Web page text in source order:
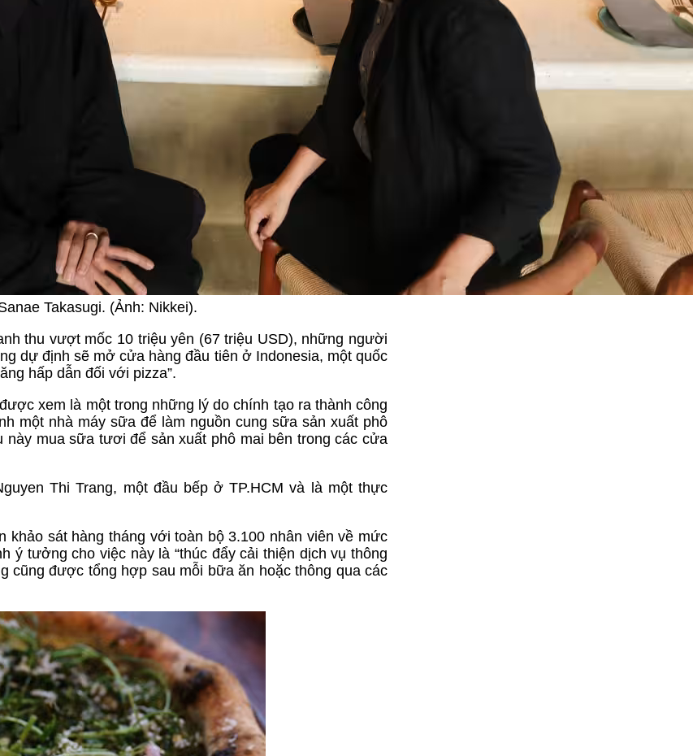
Takasugi. (Ảnh: Nikkei).
thu vượt mốc 10 triệu yên (67 triệu USD), những người
dự định sẽ mở cửa hàng đầu tiên ở Indonesia, một quốc
hấp dẫn đối với pizza”.
xem là một trong những lý do chính tạo ra thành công
một nhà máy sữa để làm nguồn cung sữa sản xuất phô
mua sữa tươi để sản xuất phô mai bên trong các cửa
Thi Trang, một đầu bếp ở TP.HCM và là một thực
sát hàng tháng với toàn bộ 3.100 nhân viên về mức
ý tưởng cho việc này là “thúc đẩy cải thiện dịch vụ thông
cũng được tổng hợp sau mỗi bữa ăn hoặc thông qua các